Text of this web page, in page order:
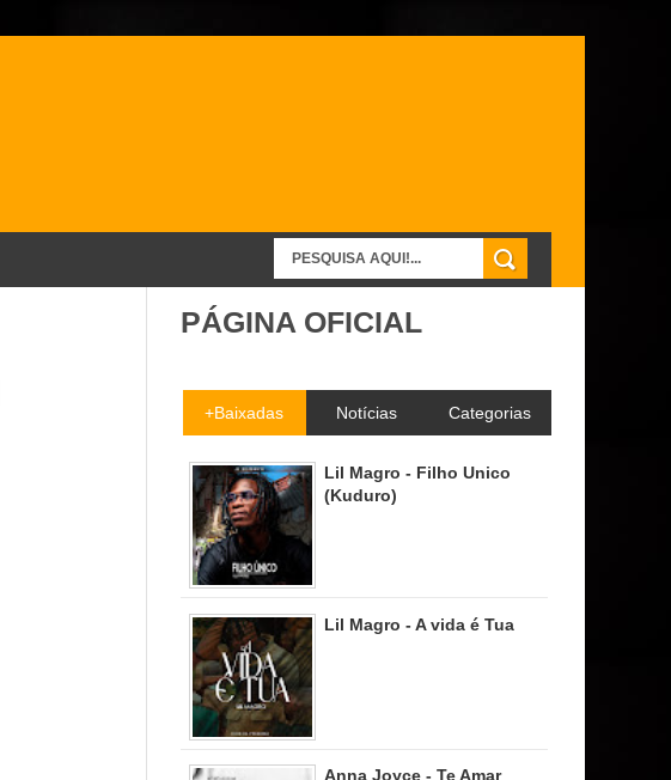
PÁGINA OFICIAL
+Baixadas Notícias Categorias
Lil Magro - Filho Unico
(Kuduro)
Lil Magro - A vida é Tua
Anna Joyce - Te Amar